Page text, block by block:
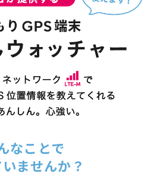
なことで
ませんか？